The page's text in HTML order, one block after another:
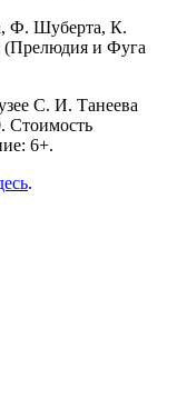
Ф. Шуберта, К.
(Прелюдия и Фуга
С. И. Танеева
Стоимость
6+.
.